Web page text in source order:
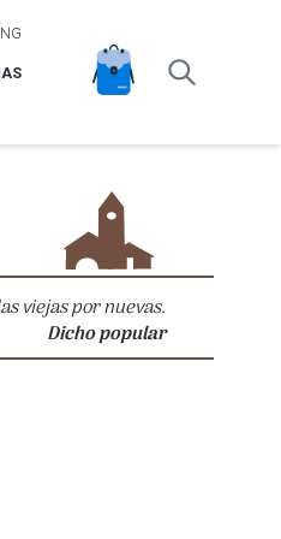
viejas por nuevas.
Dicho popular